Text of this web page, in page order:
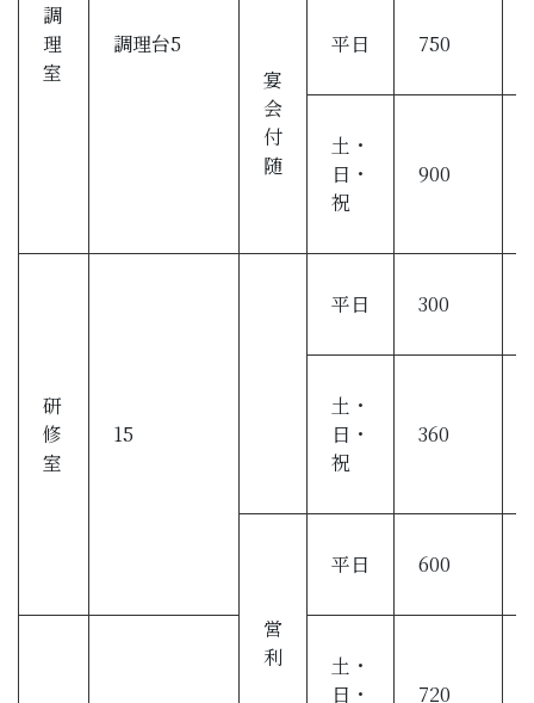
調
理
室
調理台5
宴
会
付
随
平日 750
土・
日・
祝
900
研
修
室
15
平日 300
土・
日・
祝
360
営
利
平日 600
土・
日・
720